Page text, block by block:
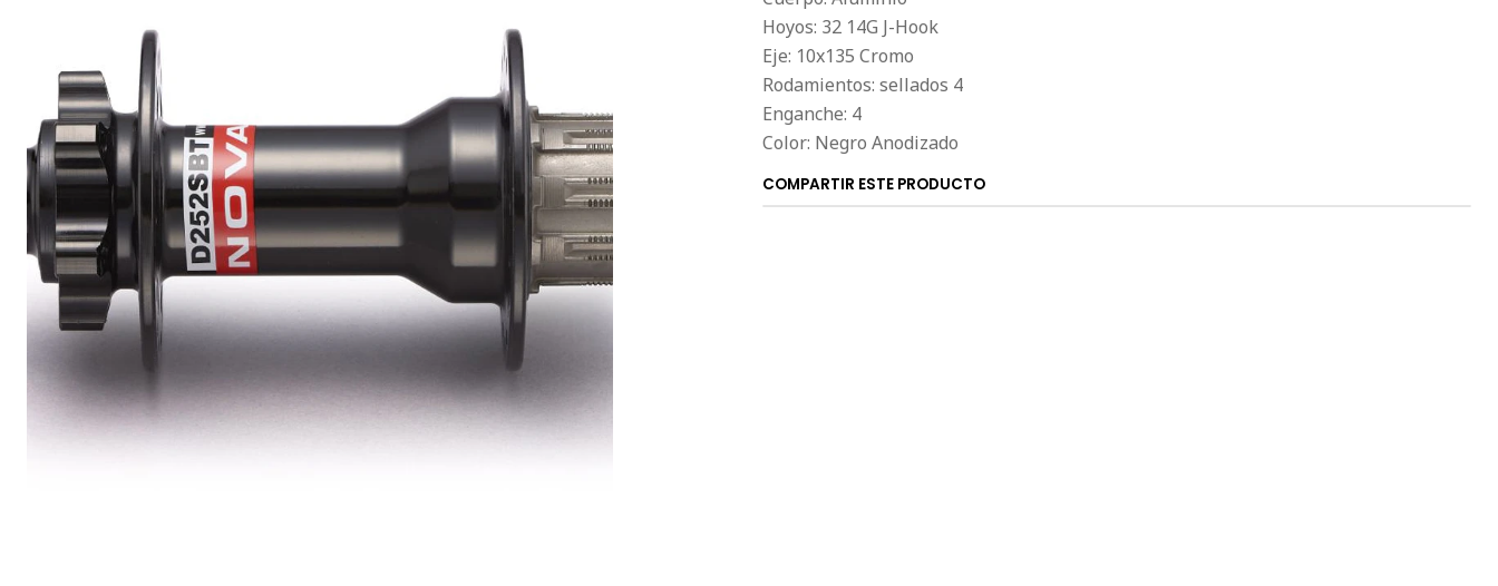
Hoyos: 32 14G J-Hook
Eje: 10x135 Cromo
Rodamientos: sellados 4
Enganche: 4
Color: Negro Anodizado
COMPARTIR ESTE PRODUCTO